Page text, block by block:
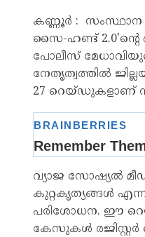
കണ്ണൂർ : സംസ്ഥാന
സൈ-ഹണ്ട് 2.0'ന്റെ
പോലീസ്
നേതൃത്വത്തിൽ
27 റെയ്ഡുകളാണ്
വ്യാജ സോഷ്യൽ
കുറ്റകൃത്യങ്ങൾ
പരിശോധന. ഈ
കേസുകൾ